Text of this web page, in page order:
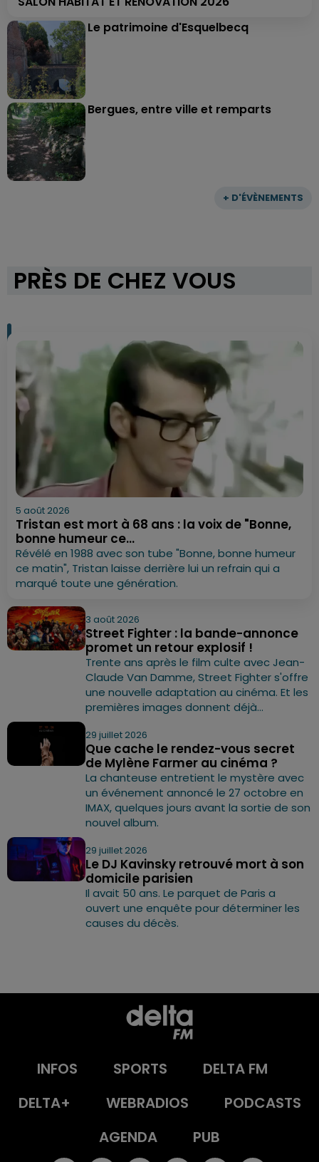
+ D'ÉVÈNEMENTS
Le patrimoine d'Esquelbecq
Bergues, entre ville et remparts
PRÈS DE CHEZ VOUS
5 août 2026
Tristan est mort à 68 ans : la voix de "Bonne,
bonne humeur ce...
Révélé en 1988 avec son tube "Bonne, bonne humeur
ce matin", Tristan laisse derrière lui un refrain qui a
marqué toute une génération.
3 août 2026
Street Fighter : la bande-annonce
promet un retour explosif !
Trente ans après le film culte avec Jean-
Claude Van Damme, Street Fighter s'offre
une nouvelle adaptation au cinéma. Et les
premières images donnent déjà...
29 juillet 2026
Que cache le rendez-vous secret
de Mylène Farmer au cinéma ?
La chanteuse entretient le mystère avec
un événement annoncé le 27 octobre en
IMAX, quelques jours avant la sortie de son
nouvel album.
29 juillet 2026
Le DJ Kavinsky retrouvé mort à son
domicile parisien
Il avait 50 ans. Le parquet de Paris a
ouvert une enquête pour déterminer les
causes du décès.
INFOS SPORTS
DELTA FM
DELTA+
WEBRADIOS
PODCASTS
AGENDA
PUB